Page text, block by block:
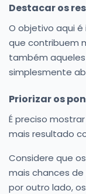
Destacar os
O objetivo aqui
que contribuem
também
simplesmente
Priorizar os
É preciso
mais resultado
Considere que
mais chances
por outro lado,